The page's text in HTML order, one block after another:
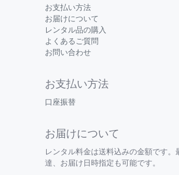
お支払い方法
お届けについて
レンタル品の購入
よくあるご質問
お問い合わせ
お支払い方法
口座振替
お届けについて
レンタル料金は送料込みの金額です。
達、お届け日時指定も可能です。